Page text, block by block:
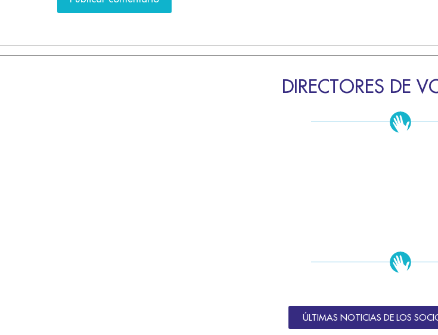
DIRECTORES DE
ÚLTIMAS NOTICIAS DE LOS